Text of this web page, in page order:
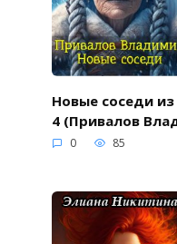
Новые соседи
4 (Привалов
0 85